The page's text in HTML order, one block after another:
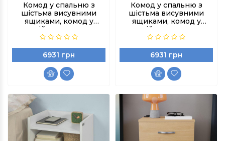
Комод у спальню з
шістьма висувними
ящиками, комод у
дитячій, комод аналог
ІКЕА колір Білий
6931 грн
Комод у спальню з
шістьма висувними
ящиками, комод у
дитячій, комод аналог
ІКЕА колір Чорний
6931 грн